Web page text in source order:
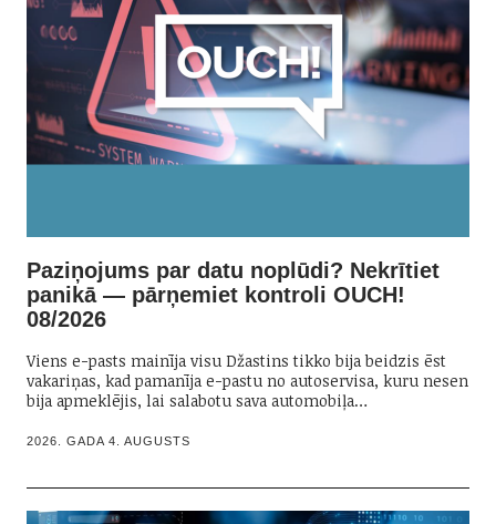
Paziņojums par datu noplūdi? Nekrītiet
panikā — pārņemiet kontroli OUCH!
08/2026
Viens e-pasts mainīja visu Džastins tikko bija beidzis ēst
vakariņas, kad pamanīja e-pastu no autoservisa, kuru nesen
bija apmeklējis, lai salabotu sava automobiļa…
2026. GADA 4. AUGUSTS